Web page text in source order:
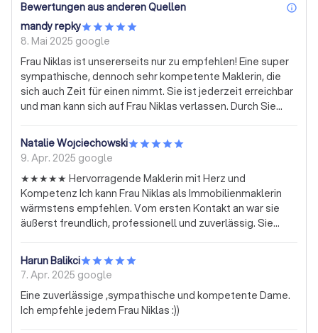
Bewertungen aus anderen Quellen
mandy repky
8. Mai 2025 google
Frau Niklas ist unsererseits nur zu empfehlen! Eine super
sympathische, dennoch sehr kompetente Maklerin, die
sich auch Zeit für einen nimmt. Sie ist jederzeit erreichbar
und man kann sich auf Frau Niklas verlassen. Durch Sie
unseren Vorstellungen genau entspricht. Nochmals vielen
lieben Dank Frau Niklas! Bleiben Sie weiterhin so. Liebe
Grüße Repky
Natalie Wojciechowski
9. Apr. 2025 google
★★★★★ Hervorragende Maklerin mit Herz und
Kompetenz Ich kann Frau Niklas als Immobilienmaklerin
wärmstens empfehlen. Vom ersten Kontakt an war sie
äußerst freundlich, professionell und zuverlässig. Sie
ehrlich und mit viel Fachwissen – dabei merkt man sofort,
dass sie ihre Arbeit mit Leidenschaft macht. Besonders
beeindruckt hat mich ihr Engagement und ihre Geduld in
der gesamten Abwicklung. Egal ob es um Fragen zu
Unterlagen, Besichtigungstermine oder kleine Details
Harun Balikci
7. Apr. 2025 google
Eine zuverlässige ,sympathische und kompetente Dame.
Ich empfehle jedem Frau Niklas :))